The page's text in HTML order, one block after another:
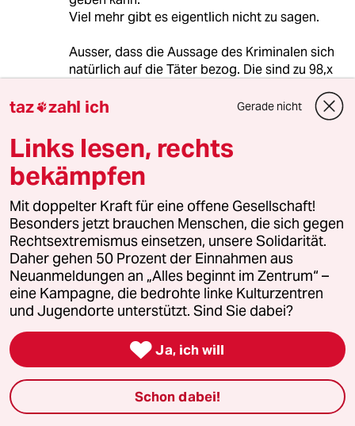
Viel mehr gibt es eigentlich nicht zu sagen.
Ausser, dass die Aussage des Kriminalen sich
natürlich auf die Täter bezog. Die sind zu 98,x
Vergewaltigung liegt aber bei 0,4%. Ob mit der
Verhaltensweisen aller heterosexuellen
Männen sinnvoll sind, sei dahingestellt.
swordeli
24.04.2026,13:46 Uhr
@fly:
Und zack, schon ist man Teil des
Problems.
DM Dr. McSchreck
24.04.2026,17:28 Uhr
@swordeli:
taz zahl ich Gerade nicht
Links lesen, rechts
bekämpfen
Mit doppelter Kraft für eine offene Gesellschaft!
Besonders jetzt brauchen Menschen, die sich gegen
Rechtsextremismus einsetzen, unsere Solidarität.
Daher gehen 50 Prozent der Einnahmen aus
Neuanmeldungen an „Alles beginnt im Zentrum“ –
eine Kampagne, die bedrohte linke Kulturzentren
und Jugendorte unterstützt. Sind Sie dabei?
 Ja, ich will
Schon dabei!